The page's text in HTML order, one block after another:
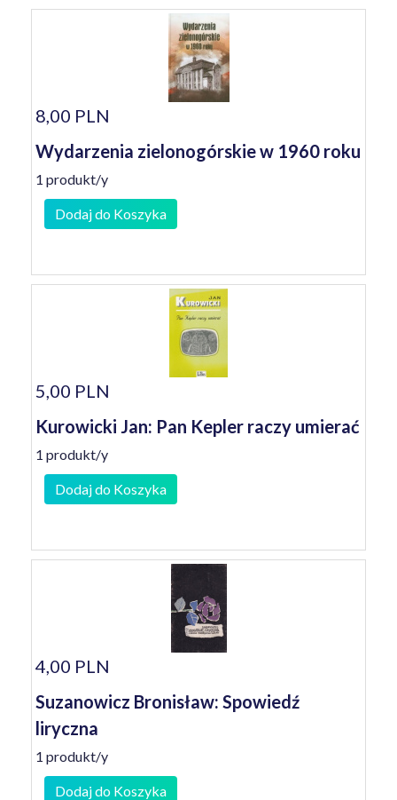
8,00 PLN
Wydarzenia zielonogórskie w 1960 roku
1 produkt/y
Dodaj do Koszyka
5,00 PLN
Kurowicki Jan: Pan Kepler raczy umierać
1 produkt/y
Dodaj do Koszyka
4,00 PLN
Suzanowicz Bronisław: Spowiedź
liryczna
1 produkt/y
Dodaj do Koszyka